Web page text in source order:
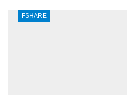
FSHARE